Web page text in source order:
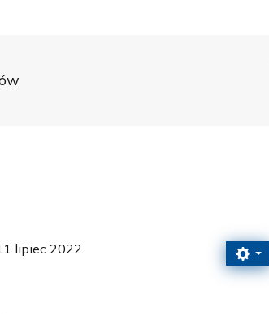
lipiec 2022